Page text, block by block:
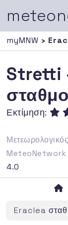
myMNW ›
Stretti
Εκτίμηση:
MeteoNetwork
4.0
Eraclea